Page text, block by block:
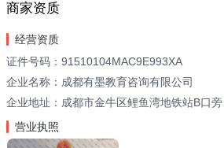
商家资质
经营资质
证件号码：91510104MAC9E993XA
企业名称：成都有墨教育咨询有限公司
企业地址：成都市金牛区鲤鱼湾地铁站B口旁
营业执照